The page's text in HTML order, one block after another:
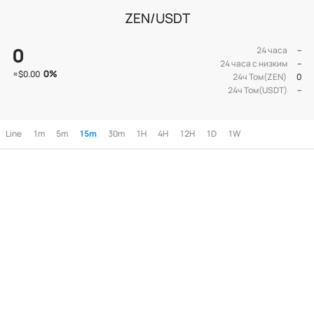
ZEN/USDT
0
≈$0.00 0%
24 часа
--
24 часа с низким
--
24ч Том(ZEN)
0
24ч Том(USDT)
--
Line 1m 5m 15m 30m 1H 4H 12H 1D 1W